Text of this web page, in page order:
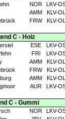
NOR
LKV-
AMM
KLV-OL
FRW KLV-OL
C - Holz
ESE
LKV-
FRI
LKV-
AMM
KLV-OL
FRW
KLV-OL
AMM
KLV-OL
AUR LKV-
C - Gummi
NOR
LKV-